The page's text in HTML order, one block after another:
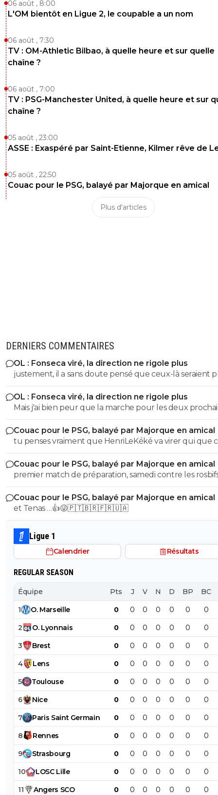
06 août , 8:00
L'OM bientôt en Ligue 2, le coupable a un nom
06 août , 7:30
TV : OM-Athletic Bilbao, à quelle heure et sur quelle
chaîne ?
06 août , 7:00
TV : PSG-Manchester United, à quelle heure et sur
chaîne ?
05 août , 23:00
ASSE : Exaspéré par Saint-Etienne, Kilmer rêve de
05 août , 22:50
Couac pour le PSG, balayé par Majorque en amical
Plus d'articles
DERNIERS COMMENTAIRES
OL : Fonseca viré, la direction ne rigole plus
justement, il a sans doute pensé que ceux-là seraient
forme et pas crâmés… 😏🇵🇹🇧🇷🇫🇷🇺🇦
OL : Fonseca viré, la direction ne rigole plus
Mais j'ai bien peur que la marche pour les deux
match, si on passe contre le Spartak, ne soit trop haute .
Couac pour le PSG, balayé par Majorque en amical
tu penses vraiment que HenriLeKéké va virer qui que
après un match comme ça ? 😏🇵🇹🇧🇷🇫🇷🇺🇦
Couac pour le PSG, balayé par Majorque en amical
premier match de préparation, samedi contre les
🇵🇹🇧🇷🇫🇷🇺🇦
Couac pour le PSG, balayé par Majorque en amical
et Tenas …👍😜🇵🇹🇧🇷🇫🇷🇺🇦
Ligue 1
Calendrier Résultats
REGULAR SEASON
Équipe Pts J V N D BP BC
1 O. Marseille 0 0 0 0 0 0 0
2 O. Lyonnais 0 0 0 0 0 0 0
3 Brest 0 0 0 0 0 0 0
4 Lens 0 0 0 0 0 0 0
5 Toulouse 0 0 0 0 0 0 0
6 Nice 0 0 0 0 0 0 0
7 Paris Saint Germain 0 0 0 0 0 0 0
8 Rennes 0 0 0 0 0 0 0
9 Strasbourg 0 0 0 0 0 0 0
10 LOSC Lille 0 0 0 0 0 0 0
11 Angers SCO 0 0 0 0 0 0 0